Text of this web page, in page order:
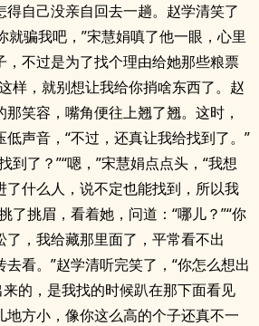
自己没亲自回去一趟。赵学清笑了
就骗我吧，”宋慧娟嗔了他一眼，心里
，不过是为了找个理由给她那些粮票
样，就别想让我给你捎啥东西了。赵
笑容，嘴角便往上翘了翘。这时，
声音，“不过，还真让我给找到了。”
到了？”“嗯，”宋慧娟点点头，“我想
了什么人，说不定也能找到，所以我
了挑眉，看着她，问道：“哪儿？”“你
了，我给藏那里面了，平常看不出
看。”赵学清听完笑了，“你怎么想出
来的，是我找的时候趴在那下面看见
地方小，像你这么高的个子还真不一